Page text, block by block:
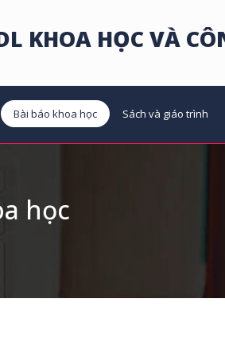
KHOA HỌC VÀ
Bài báo khoa học Sách và giáo trình
học